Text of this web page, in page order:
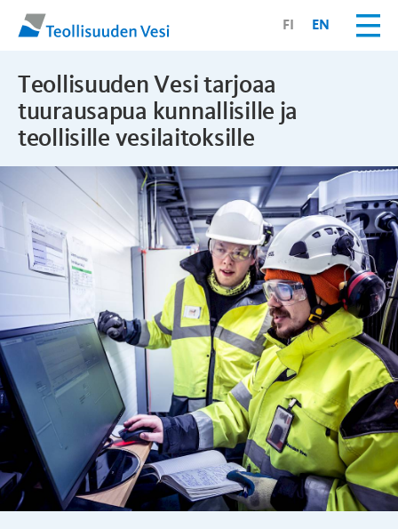
FI EN
Teollisuuden Vesi tarjoaa
tuurausapua kunnallisille ja
teollisille vesilaitoksille